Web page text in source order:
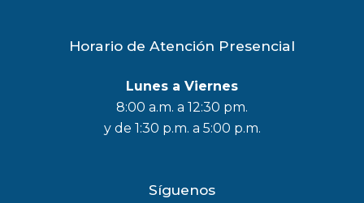
Horario de Atención Presencial
Lunes a Viernes
8:00 a.m. a 12:30 pm.
y de 1:30 p.m. a 5:00 p.m.
Síguenos